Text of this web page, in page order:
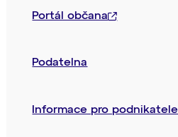
Portál občana
Podatelna
Informace pro podnikatele